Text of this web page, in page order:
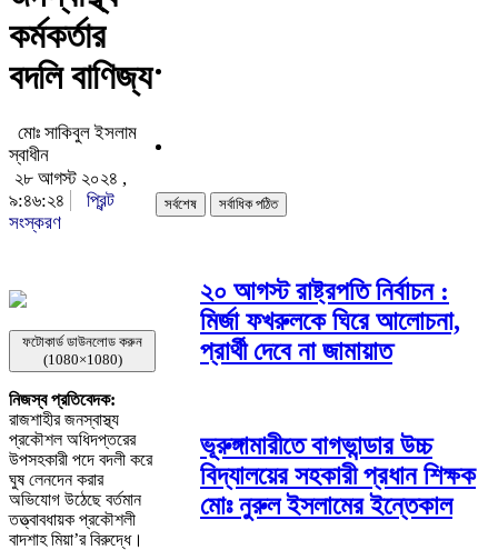
কর্মকর্তার
বদলি বাণিজ্য
মোঃ সাকিবুল ইসলাম
স্বাধীন
২৮ আগস্ট ২০২৪ ,
৯:৪৬:২৪
প্রিন্ট
সংস্করণ
ফটোকার্ড ডাউনলোড করুন
(1080×1080)
নিজস্ব প্রতিবেদক:
রাজশাহীর জনস্বাস্থ্য
প্রকৌশল অধিদপ্তরের
উপসহকারী পদে বদলী করে
ঘুষ লেনদেন করার
অভিযোগ উঠেছে বর্তমান
তত্ত্বাবধায়ক প্রকৌশলী
বাদশাহ মিয়া’র বিরুদ্ধে।
সর্বশেষ সর্বাধিক পঠিত
২০ আগস্ট রাষ্ট্রপতি নির্বাচন :
মির্জা ফখরুলকে ঘিরে আলোচনা,
প্রার্থী দেবে না জামায়াত
ভূরুঙ্গামারীতে বাগভান্ডার উচ্চ
বিদ্যালয়ের সহকারী প্রধান শিক্ষক
মোঃ নুরুল ইসলামের ইন্তেকাল